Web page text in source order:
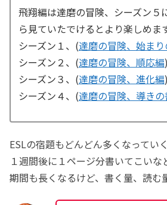
飛翔編は達磨の冒険、シーズン５
ら見ていたでけるとより楽しめま
シーズン１、(達磨の冒険、始まり
シーズン２、(達磨の冒険、順応編)
シーズン３、(達磨の冒険、進化編)
シーズン４、(達磨の冒険、導きの
ESLの宿題もどんどん多くなっていく
１週間後に１ページ分書いてこいな
期間も長くなるけど、書く量、読む